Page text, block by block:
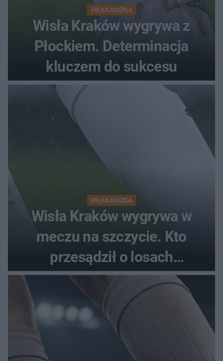
PIŁKA NOŻNA
Wisła Kraków wygrywa z
Płockiem. Determinacja
kluczem do sukcesu
PIŁKA NOŻNA
Wisła Kraków wygrywa w
meczu na szczycie. Kto
przesądził o losach
spotkania?